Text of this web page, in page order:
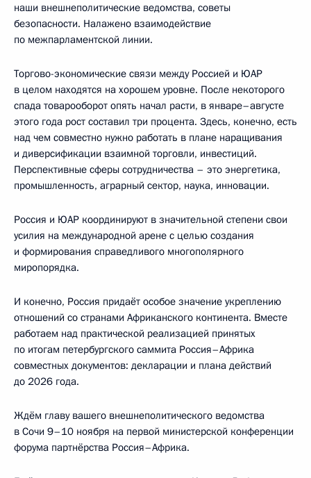
наши внешнеполитические ведомства, советы
безопасности. Налажено взаимодействие
по межпарламентской линии.
Торгово-экономические связи между Россией и ЮАР
в целом находятся на хорошем уровне. После некоторого
спада товарооборот опять начал расти, в январе–августе
этого года рост составил три процента. Здесь, конечно, есть
над чем совместно нужно работать в плане наращивания
и диверсификации взаимной торговли, инвестиций.
Перспективные сферы сотрудничества – это энергетика,
промышленность, аграрный сектор, наука, инновации.
Россия и ЮАР координируют в значительной степени свои
усилия на международной арене с целью создания
и формирования справедливого многополярного
миропорядка.
И конечно, Россия придаёт особое значение укреплению
отношений со странами Африканского континента. Вместе
работаем над практической реализацией принятых
по итогам петербургского саммита Россия–Африка
совместных документов: декларации и плана действий
до 2026 года.
Ждём главу вашего внешнеполитического ведомства
в Сочи 9–10 ноября на первой министерской конференции
форума партнёрства Россия–Африка.